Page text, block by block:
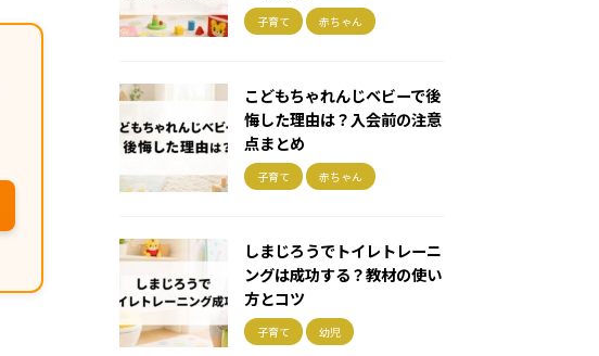
子育て 赤ちゃん
こどもちゃれんじベビーで後
悔した理由は？入会前の注意
点まとめ
子育て 赤ちゃん
しまじろうでトイレトレーニ
ングは成功する？教材の使い
方とコツ
子育て 幼児